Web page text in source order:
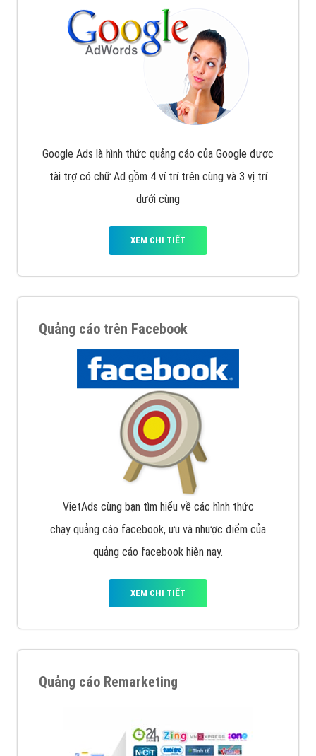
Google Ads là hình thức quảng cáo của Google được
tài trợ có chữ Ad gồm 4 ví trí trên cùng và 3 vị trí
dưới cùng
XEM CHI TIẾT
Quảng cáo trên Facebook
VietAds cùng bạn tìm hiểu về các hình thức
chạy quảng cáo facebook, ưu và nhược điểm của
quảng cáo facebook hiện nay.
XEM CHI TIẾT
Quảng cáo Remarketing